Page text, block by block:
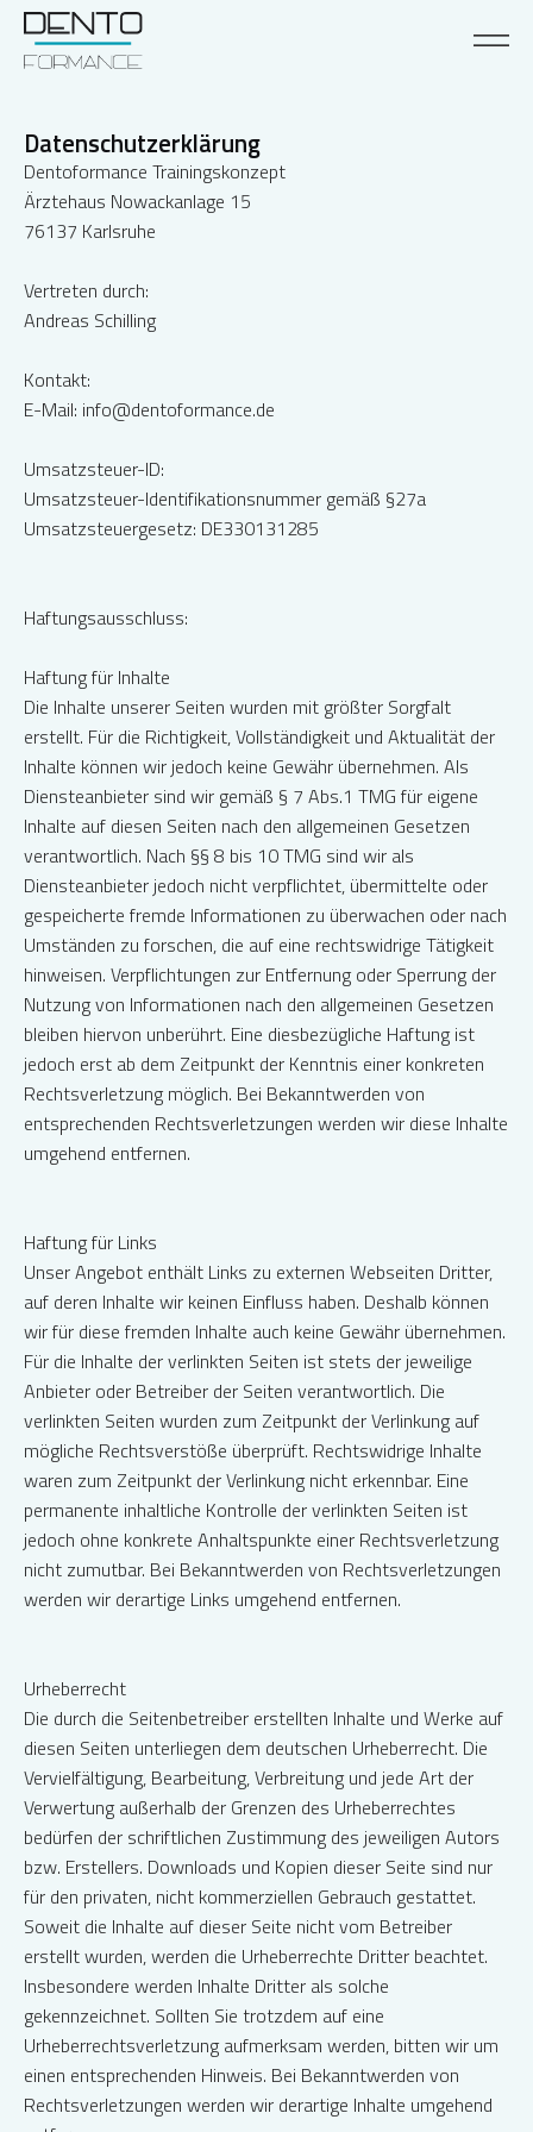
Datenschutzerklärung
Dentoformance Trainingskonzept
Ärztehaus Nowackanlage 15
76137 Karlsruhe
Vertreten durch:
Andreas Schilling
Kontakt:
E-Mail: info@dentoformance.de
Umsatzsteuer-ID:
Umsatzsteuer-Identifikationsnummer gemäß §27a
Umsatzsteuergesetz: DE330131285
Haftungsausschluss:
Haftung für Inhalte
Die Inhalte unserer Seiten wurden mit größter Sorgfalt
erstellt. Für die Richtigkeit, Vollständigkeit und Aktualität der
Inhalte können wir jedoch keine Gewähr übernehmen. Als
Diensteanbieter sind wir gemäß § 7 Abs.1 TMG für eigene
Inhalte auf diesen Seiten nach den allgemeinen Gesetzen
verantwortlich. Nach §§ 8 bis 10 TMG sind wir als
Diensteanbieter jedoch nicht verpflichtet, übermittelte oder
gespeicherte fremde Informationen zu überwachen oder nach
Umständen zu forschen, die auf eine rechtswidrige Tätigkeit
hinweisen. Verpflichtungen zur Entfernung oder Sperrung der
Nutzung von Informationen nach den allgemeinen Gesetzen
bleiben hiervon unberührt. Eine diesbezügliche Haftung ist
jedoch erst ab dem Zeitpunkt der Kenntnis einer konkreten
Rechtsverletzung möglich. Bei Bekanntwerden von
entsprechenden Rechtsverletzungen werden wir diese Inhalte
umgehend entfernen.
Haftung für Links
Unser Angebot enthält Links zu externen Webseiten Dritter,
auf deren Inhalte wir keinen Einfluss haben. Deshalb können
wir für diese fremden Inhalte auch keine Gewähr übernehmen.
Für die Inhalte der verlinkten Seiten ist stets der jeweilige
Anbieter oder Betreiber der Seiten verantwortlich. Die
verlinkten Seiten wurden zum Zeitpunkt der Verlinkung auf
mögliche Rechtsverstöße überprüft. Rechtswidrige Inhalte
waren zum Zeitpunkt der Verlinkung nicht erkennbar. Eine
permanente inhaltliche Kontrolle der verlinkten Seiten ist
jedoch ohne konkrete Anhaltspunkte einer Rechtsverletzung
nicht zumutbar. Bei Bekanntwerden von Rechtsverletzungen
werden wir derartige Links umgehend entfernen.
Urheberrecht
Die durch die Seitenbetreiber erstellten Inhalte und Werke auf
diesen Seiten unterliegen dem deutschen Urheberrecht. Die
Vervielfältigung, Bearbeitung, Verbreitung und jede Art der
Verwertung außerhalb der Grenzen des Urheberrechtes
bedürfen der schriftlichen Zustimmung des jeweiligen Autors
bzw. Erstellers. Downloads und Kopien dieser Seite sind nur
für den privaten, nicht kommerziellen Gebrauch gestattet.
Soweit die Inhalte auf dieser Seite nicht vom Betreiber
erstellt wurden, werden die Urheberrechte Dritter beachtet.
Insbesondere werden Inhalte Dritter als solche
gekennzeichnet. Sollten Sie trotzdem auf eine
Urheberrechtsverletzung aufmerksam werden, bitten wir um
einen entsprechenden Hinweis. Bei Bekanntwerden von
Rechtsverletzungen werden wir derartige Inhalte umgehend